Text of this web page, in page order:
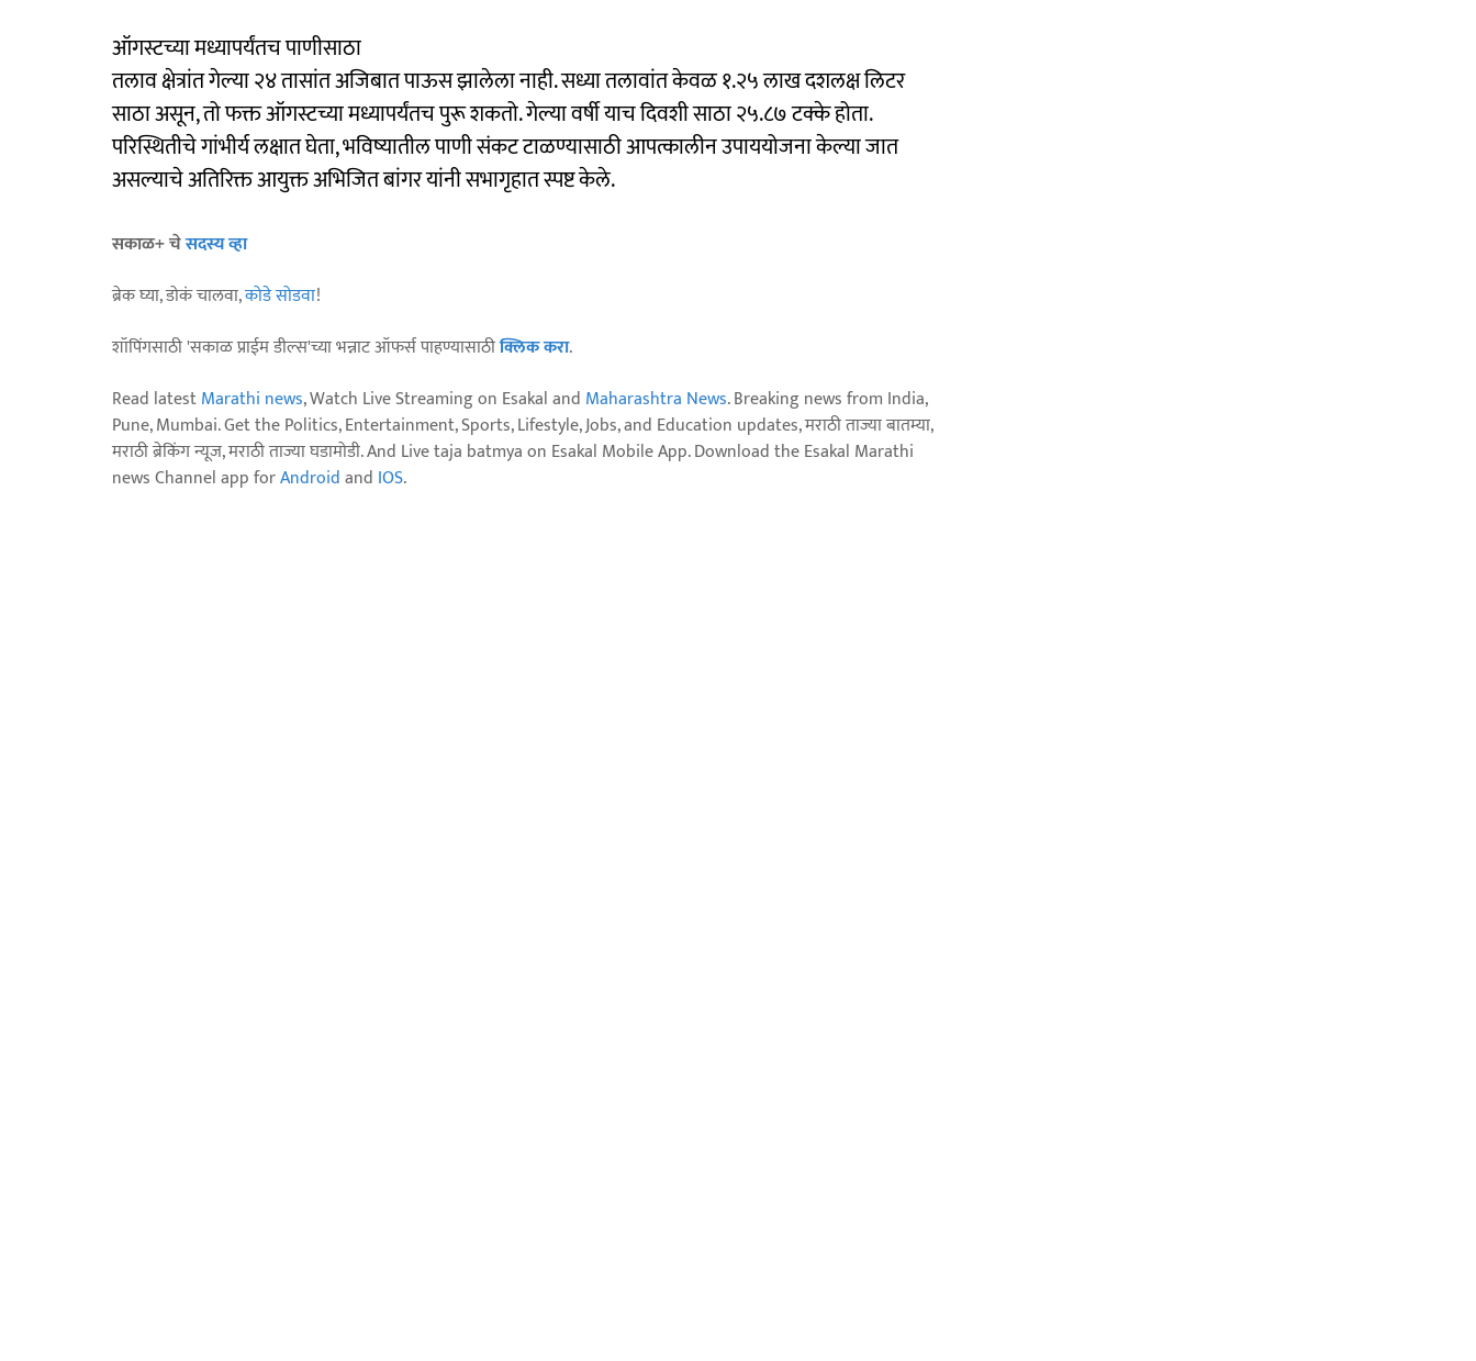
ऑगस्टच्या मध्यापर्यंतच पाणीसाठा
तलाव क्षेत्रांत गेल्या २४ तासांत अजिबात पाऊस झालेला नाही. सध्या तलावांत केवळ १.२५ लाख दशलक्ष लिटर
साठा असून, तो फक्त ऑगस्टच्या मध्यापर्यंतच पुरू शकतो. गेल्या वर्षी याच दिवशी साठा २५.८७ टक्के होता.
परिस्थितीचे गांभीर्य लक्षात घेता, भविष्यातील पाणी संकट टाळण्यासाठी आपत्कालीन उपाययोजना केल्या जात
असल्याचे अतिरिक्त आयुक्त अभिजित बांगर यांनी सभागृहात स्पष्ट केले.
सकाळ+ चेसदस्य व्हा
ब्रेक घ्या, डोकं चालवा,कोडे सोडवा!
शॉपिंगसाठी 'सकाळ प्राईम डील्स'च्या भन्नाट ऑफर्स पाहण्यासाठीक्लिक करा.
Read latestMarathi news, Watch Live Streaming on Esakal and Maharashtra News. Breaking news from India,
Pune, Mumbai. Get the Politics, Entertainment, Sports, Lifestyle, Jobs, and Education updates, मराठी ताज्या बातम्या,
मराठी ब्रेकिंग न्यूज, मराठी ताज्या घडामोडी. And Live taja batmya on Esakal Mobile App. Download the Esakal Marathi
news Channel app forAndroidand IOS.